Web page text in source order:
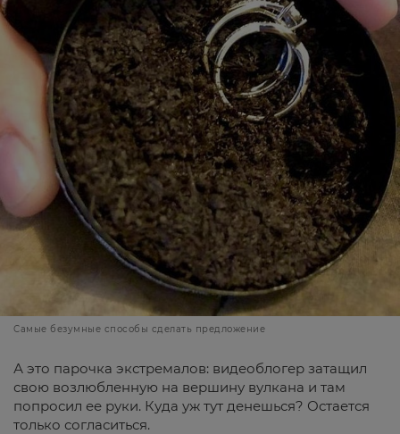
Самые безумные способы сделать предложение
А это парочка экстремалов: видеоблогер затащил
свою возлюбленную на вершину вулкана и там
попросил ее руки. Куда уж тут денешься? Остается
только согласиться.